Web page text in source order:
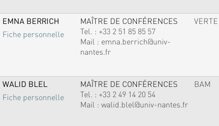
EMNA BERRICH
Fiche personnelle
MAÎTRE DE CONFÉRENCES
Tel. : +33 2 51 85 85 57
Mail : emna.berrich@univ-
nantes.fr
VERTE
WALID BLEL
Fiche personnelle
MAÎTRE DE CONFÉRENCES
Tel. : +33 2 49 14 20 54
Mail : walid.blel@univ-nantes.fr
BAM